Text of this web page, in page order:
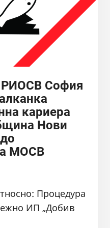
София
кариера
Нови
МОСВ
Процедура
ИП „Добив